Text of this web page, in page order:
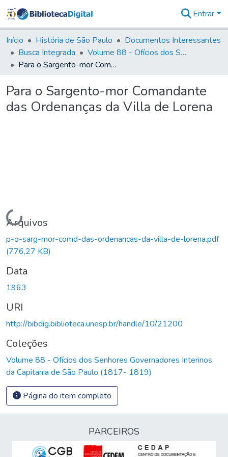
&
Coleções
Tudo na
Biblioteca
Estatísticas
Entrar
Início História de São Paulo
Documentos Interessantes
Busca Integrada
Volume 88 - Ofícios dos Senhores Governadores Interinos da Capitania de São Paulo (1817- 1819)
Para o Sargento-mor Comandante das Ordenanças da Villa de Lorena
Para o Sargento-mor Comandante
das Ordenanças da Villa de Lorena
Carregando...
Arquivos
p-o-sarg-mor-comd-das-ordenancas-da-villa-de-lorena.pdf
(776,27 KB)
Data
1963
URI
http://bibdig.biblioteca.unesp.br/handle/10/21200
Coleções
Volume 88 - Ofícios dos Senhores Governadores Interinos
da Capitania de São Paulo (1817- 1819)
Página do item completo
PARCEIROS